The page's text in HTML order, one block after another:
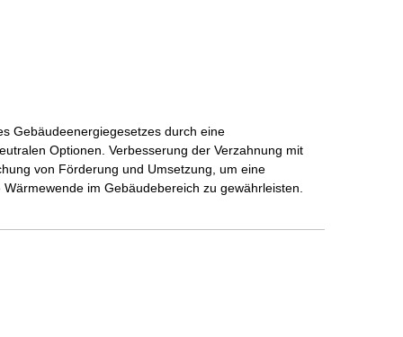
Gebäudeenergiegesetzes durch eine
Optionen. Verbesserung der Verzahnung mit
von Förderung und Umsetzung, um eine
im Gebäudebereich zu gewährleisten.